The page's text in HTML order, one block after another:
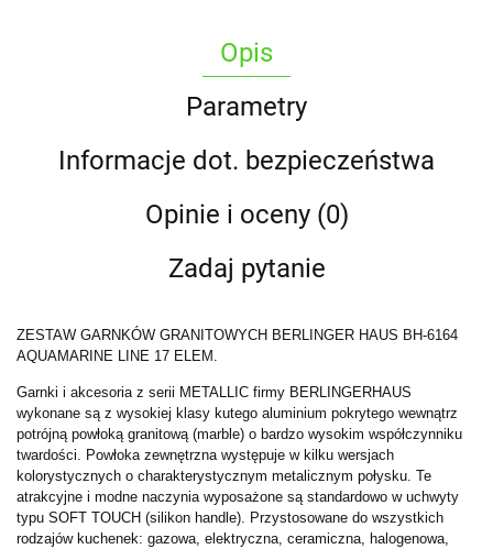
Opis
Parametry
Informacje dot. bezpieczeństwa
Opinie i oceny (0)
Zadaj pytanie
ZESTAW GARNKÓW GRANITOWYCH BERLINGER HAUS BH-6164
AQUAMARINE LINE 17 ELEM.
Garnki i akcesoria z serii METALLIC firmy BERLINGERHAUS
wykonane są z wysokiej klasy kutego aluminium pokrytego wewnątrz
potrójną powłoką granitową (marble) o bardzo wysokim współczynniku
twardości. Powłoka zewnętrzna występuje w kilku wersjach
kolorystycznych o charakterystycznym metalicznym połysku. Te
atrakcyjne i modne naczynia wyposażone są standardowo w uchwyty
typu SOFT TOUCH (silikon handle). Przystosowane do wszystkich
rodzajów kuchenek: gazowa, elektryczna, ceramiczna, halogenowa,